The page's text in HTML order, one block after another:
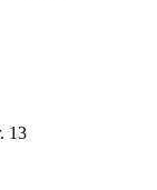
13